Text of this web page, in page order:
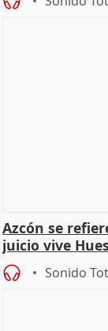
Azcón se
juicio vive
Sonido